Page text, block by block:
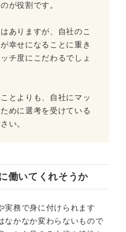
が役割です。
ありますが、自社のこ
幸せになることに重き
チ度にこだわるでしょ
とよりも、自社にマッ
めに選考を受けている
い。
働いてくれそうか
実務で身に付けられます
なかなか変わらないもので